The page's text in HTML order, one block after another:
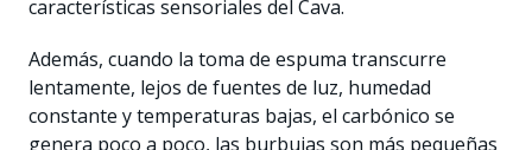
características sensoriales del Cava.
Además, cuando la toma de espuma transcurre
lentamente, lejos de fuentes de luz, humedad
constante y temperaturas bajas, el carbónico se
genera poco a poco, las burbujas son más pequeñas